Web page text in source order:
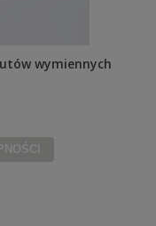
wymiennych